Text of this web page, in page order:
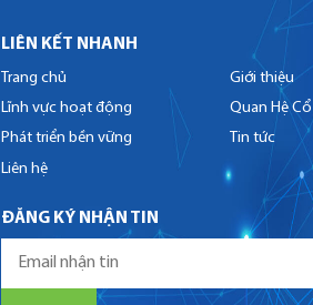
LIÊN KẾT NHANH
Trang chủ
Giới thiệu
Lĩnh vực hoạt động
Quan Hệ
Phát triển bền vững
Tin tức
Liên hệ
ĐĂNG KÝ NHẬN TIN